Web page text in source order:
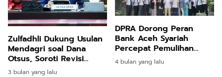
Zulfadhli Dukung Usulan
Mendagri soal Dana
Otsus, Soroti Revisi
UUPA
3 bulan yang lalu
DPRA Dorong Peran
Bank Aceh Syariah
Percepat Pemulihan
Ekonomi Aceh Timur
4 bulan yang lalu